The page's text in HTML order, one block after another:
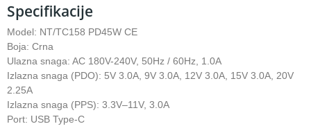
Specifikacije
Model: NT/TC158 PD45W CE
Boja: Crna
Ulazna snaga: AC 180V-240V, 50Hz / 60Hz, 1.0A
Izlazna snaga (PDO): 5V 3.0A, 9V 3.0A, 12V 3.0A, 15V 3.0A, 20V
2.25A
Izlazna snaga (PPS): 3.3V–11V, 3.0A
Port: USB Type-C